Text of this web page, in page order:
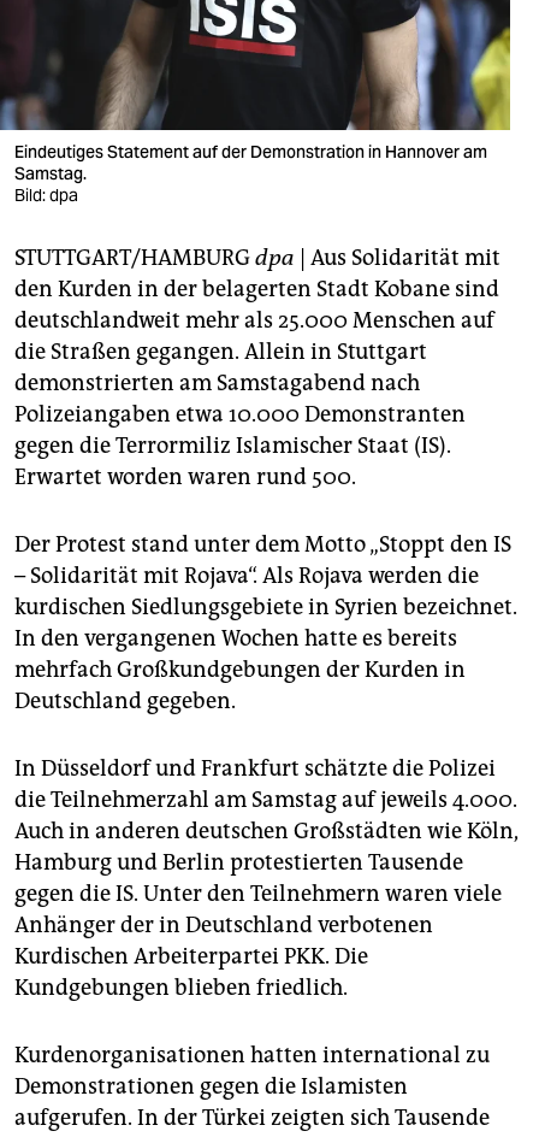
verlag
verlag
veranstaltungen
shop
fragen & hilfe
unterstützen
abo
genossenschaft
epaper login
Eindeutiges Statement auf der Demonstration in Hannover am
Samstag.
Bild: dpa
STUTTGART/HAMBURGdpa | Aus Solidarität mit
den Kurden in der belagerten Stadt Kobane sind
deutschlandweit mehr als 25.000 Menschen auf
die Straßen gegangen. Allein in Stuttgart
demonstrierten am Samstagabend nach
Polizeiangaben etwa 10.000 Demonstranten
gegen die Terrormiliz Islamischer Staat (IS).
Erwartet worden waren rund 500.
Der Protest stand unter dem Motto „Stoppt den IS
– Solidarität mit Rojava“. Als Rojava werden die
kurdischen Siedlungsgebiete in Syrien bezeichnet.
In den vergangenen Wochen hatte es bereits
mehrfach Großkundgebungen der Kurden in
Deutschland gegeben.
In Düsseldorf und Frankfurt schätzte die Polizei
die Teilnehmerzahl am Samstag auf jeweils 4.000.
Auch in anderen deutschen Großstädten wie Köln,
Hamburg und Berlin protestierten Tausende
gegen die IS. Unter den Teilnehmern waren viele
Anhänger der in Deutschland verbotenen
Kurdischen Arbeiterpartei PKK. Die
Kundgebungen blieben friedlich.
Kurdenorganisationen hatten international zu
Demonstrationen gegen die Islamisten
aufgerufen. In der Türkei zeigten sich Tausende